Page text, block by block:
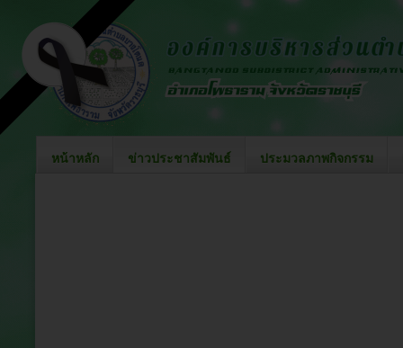
หน้าหลัก ข่าวประชาสัมพันธ์ ประมวลภาพกิจกรรม